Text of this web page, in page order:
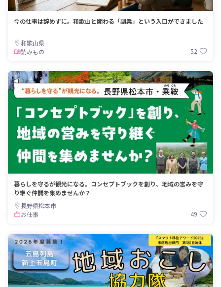
今の仕事は辞めずに。和歌山と関わる「副業」という入口ができました
和歌山県
読みもの
52
暮らしを守るが観光になる。コンセプトブックを創り、地域の営みを守
り継ぐ仲間を集めませんか？
長野県松本市
お仕事
49